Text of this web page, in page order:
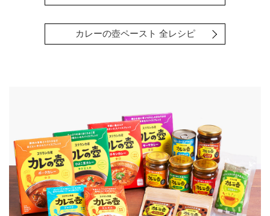
カレーの壺ペースト 全レシピ